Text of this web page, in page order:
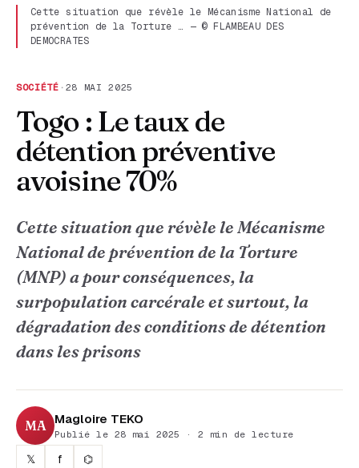
Cette situation que révèle le Mécanisme National de
prévention de la Torture … — © FLAMBEAU DES
DEMOCRATES
SOCIÉTÉ · 28 MAI 2025
Togo : Le taux de
détention préventive
avoisine 70%
Cette situation que révèle le Mécanisme
National de prévention de la Torture
(MNP) a pour conséquences, la
surpopulation carcérale et surtout, la
dégradation des conditions de détention
dans les prisons
MA Magloire TEKO
Publié le 28 mai 2025 · 2 min de lecture
𝕏 f ⌬